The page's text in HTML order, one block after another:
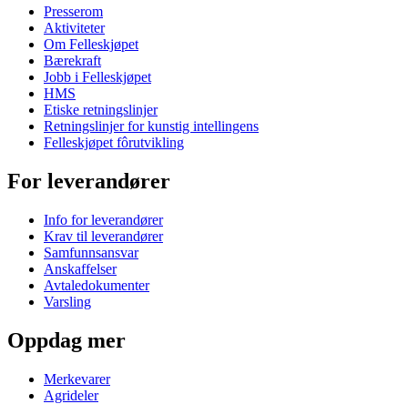
Presserom
Aktiviteter
Om Felleskjøpet
Bærekraft
Jobb i Felleskjøpet
HMS
Etiske retningslinjer
Retningslinjer for kunstig intellingens
Felleskjøpet fôrutvikling
For leverandører
Info for leverandører
Krav til leverandører
Samfunnsansvar
Anskaffelser
Avtaledokumenter
Varsling
Oppdag mer
Merkevarer
Agrideler